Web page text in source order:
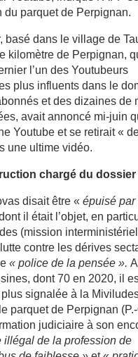
du parquet de Perpignan.
basé dans le village de
kilomètre de Perpignan,
l’un des Youtubeurs
plus influents dans le
et des dizaines de
avait annoncé mi-juin
Youtube et se retirait «
une ultime vidéo.
chargé du dossier
disait être « épuisé par
il était l’objet, en
(mission
contre les dérives
« police de la pensée ».
dont 70 en 2020, il
signalée à la
parquet de Perpignan
judiciaire à son
illégal de la profession de